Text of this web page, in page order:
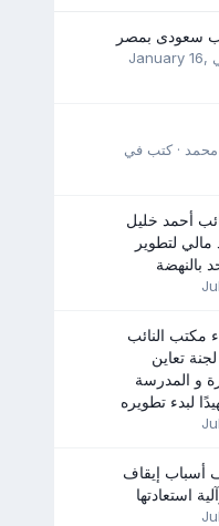
سعودى بمصر
January 16,
· كتب في
أحمد خليل
مالي لتطوير
بالنهضة
النائب
تعاين
و المدرسة
لبدء تطويره
أسباب إيقاف
استعادتها